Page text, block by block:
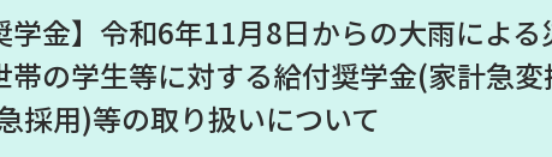
学金】令和6年11月8日からの大雨によ
帯の学生等に対する給付奨学金(家計急
採用)等の取り扱いについて